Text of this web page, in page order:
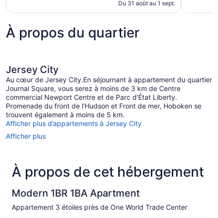
de
362 $ CA
Du 31 août au 1 sept.
À propos du quartier
Jersey City
Au cœur de Jersey City.En séjournant à appartement du quartier
Journal Square, vous serez à moins de 3 km de Centre
commercial Newport Centre et de Parc d'État Liberty.
Promenade du front de l'Hudson et Front de mer, Hoboken se
trouvent également à moins de 5 km.
Afficher plus d’appartements à Jersey City
Afficher plus
À propos de cet hébergement
Modern 1BR 1BA Apartment
Appartement 3 étoiles près de One World Trade Center